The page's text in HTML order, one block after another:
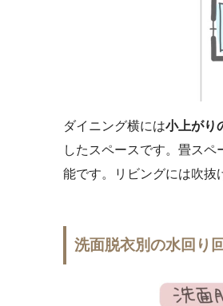
ダイニング横には小上がり
したスペースです。畳ス
能です。リビングには吹抜
洗面脱衣別の水回り